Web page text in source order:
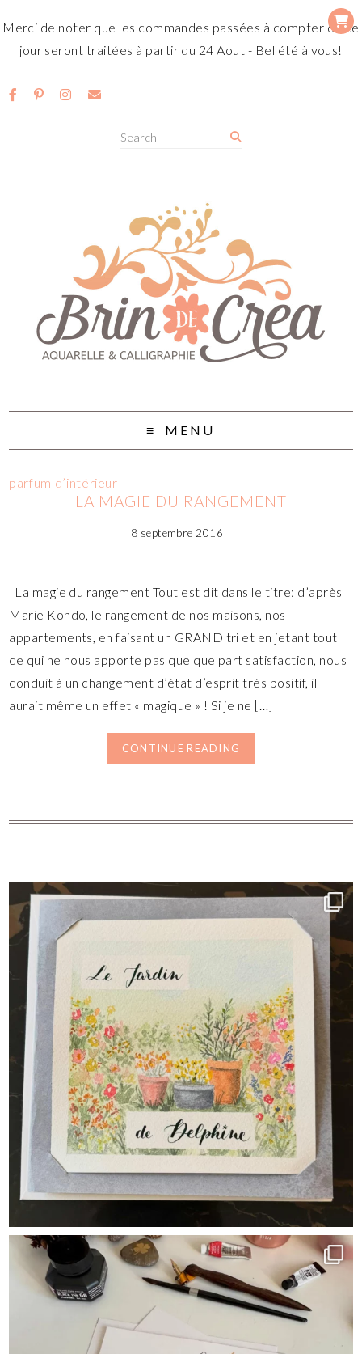
Merci de noter que les commandes passées à compter de ce
jour seront traitées à partir du 24 Aout - Bel été à vous!
MENU
parfum d’intérieur
LA MAGIE DU RANGEMENT
8 septembre 2016
La magie du rangement Tout est dit dans le titre: d’après
Marie Kondo, le rangement de nos maisons, nos
appartements, en faisant un GRAND tri et en jetant tout
ce qui ne nous apporte pas quelque part satisfaction, nous
conduit à un changement d’état d’esprit très positif, il
aurait même un effet « magique » ! Si je ne […]
CONTINUE READING